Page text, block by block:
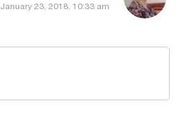
January 23, 2018, 10:33 am